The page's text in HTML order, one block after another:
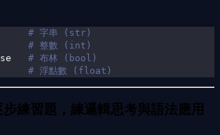
# 字串 (str)
# 整數 (int)
# 布林 (bool)
# 浮點數 (float)
練習題，練邏輯思考與語法應用